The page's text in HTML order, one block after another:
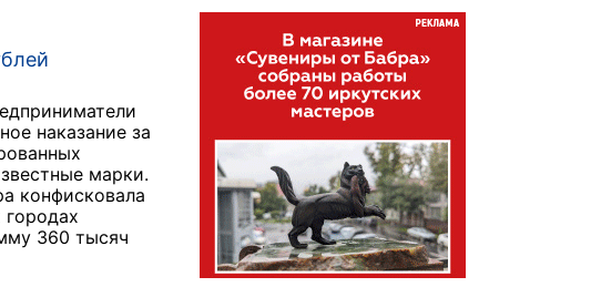
наказание за
марки.
конфисковала
городах
360 тысяч